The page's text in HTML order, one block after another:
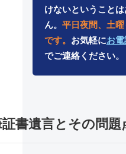
けないということ
ん。 平日夜間、土
です。 お気軽にお電
でご連絡ください。
証書遺言とその問題